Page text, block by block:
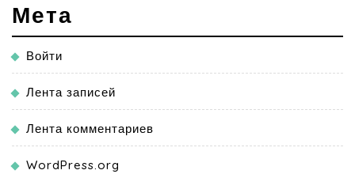
Мета
Войти
Лента записей
Лента комментариев
WordPress.org